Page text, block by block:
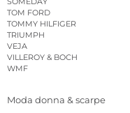
TOM FORD
TOMMY HILFIGER
TRIUMPH
VEJA
VILLEROY & BOCH
WMF
Moda donna & scarpe